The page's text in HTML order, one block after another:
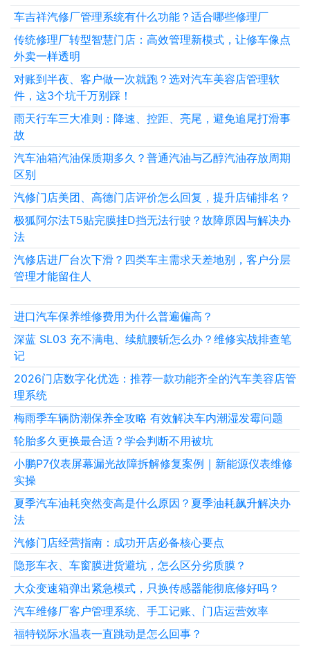
车吉祥汽修厂管理系统有什么功能？适合哪些修理厂
传统修理厂转型智慧门店：高效管理新模式，让修车像点
外卖一样透明
对账到半夜、客户做一次就跑？选对汽车美容店管理软
件，这3个坑千万别踩！
雨天行车三大准则：降速、控距、亮尾，避免追尾打滑事
故
汽车油箱汽油保质期多久？普通汽油与乙醇汽油存放周期
区别
汽修门店美团、高德门店评价怎么回复，提升店铺排名？
极狐阿尔法T5贴完膜挂D挡无法行驶？故障原因与解决办
法
汽修店进厂台次下滑？四类车主需求天差地别，客户分层
管理才能留住人
进口汽车保养维修费用为什么普遍偏高？
深蓝 SL03 充不满电、续航腰斩怎么办？维修实战排查笔
记
2026门店数字化优选：推荐一款功能齐全的汽车美容店管
理系统
梅雨季车辆防潮保养全攻略 有效解决车内潮湿发霉问题
轮胎多久更换最合适？学会判断不用被坑
小鹏P7仪表屏幕漏光故障拆解修复案例｜新能源仪表维修
实操
夏季汽车油耗突然变高是什么原因？夏季油耗飙升解决办
法
汽修门店经营指南：成功开店必备核心要点
隐形车衣、车窗膜进货避坑，怎么区分劣质膜？
大众变速箱弹出紧急模式，只换传感器能彻底修好吗？
汽车维修厂客户管理系统、手工记账、门店运营效率
福特锐际水温表一直跳动是怎么回事？